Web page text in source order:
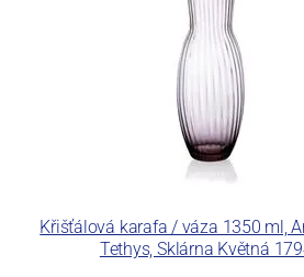
Křišťálová karafa / váza 1350 ml,
Tethys, Sklárna Květná